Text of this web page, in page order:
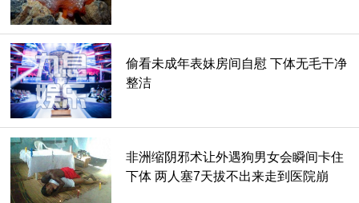
偷看未成年表妹房间自慰 下体无毛干净
整洁
非洲缩阴邪术让外遇狗男女会瞬间卡住
下体 两人塞7天拔不出来走到医院崩